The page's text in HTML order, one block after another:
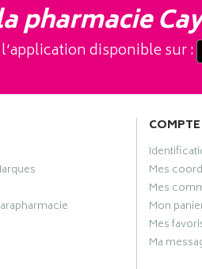
pharmacie
disponible sur :
COMPTE
Mes
Mes
Mon
Mes
Ma